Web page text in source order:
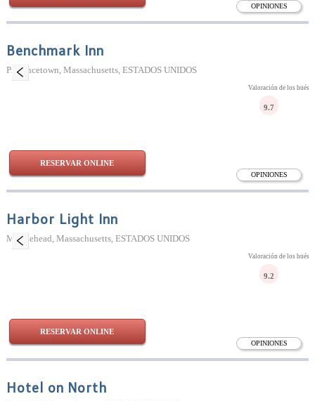
OPINIONES
Benchmark Inn
Provincetown, Massachusetts, ESTADOS UNIDOS
OPINIONES
Valoración de los
9.7
RESERVAR ONLINE
Harbor Light Inn
Marblehead, Massachusetts, ESTADOS UNIDOS
OPINIONES
Valoración de los
9.2
RESERVAR ONLINE
Hotel on North